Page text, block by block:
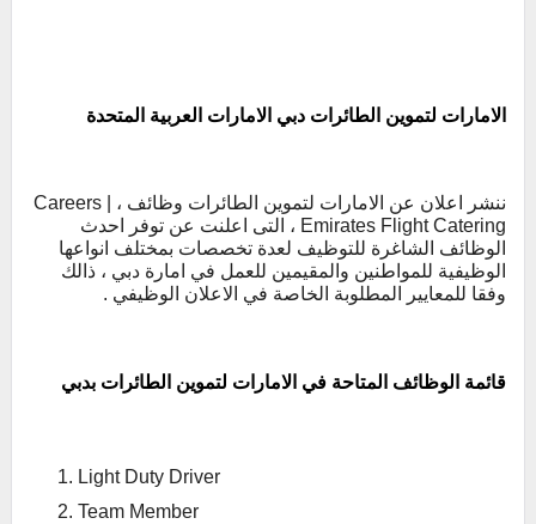
الامارات لتموين الطائرات دبي الامارات العربية المتحدة
ننشر اعلان عن الامارات لتموين الطائرات وظائف ، Careers |
Emirates Flight Catering ، التى اعلنت عن توفر احدث
الوظائف الشاغرة للتوظيف لعدة تخصصات بمختلف انواعها
الوظيفية للمواطنين والمقيمين للعمل في امارة دبي ، ذالك
وفقا للمعايير المطلوبة الخاصة في الاعلان الوظيفي .
قائمة الوظائف المتاحة في الامارات لتموين الطائرات بدبي
Light Duty Driver
Team Member